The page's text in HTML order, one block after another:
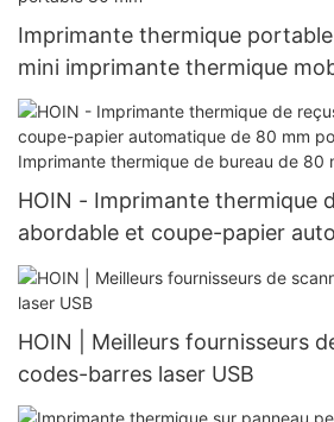
Imprimante thermique
mini imprimante thermique
imprimante thermique
HOIN - Imprimante thermique
abordable et coupe-papier
mm pour le marché indien
de bureau de 80 mm
HOIN | Meilleurs fournisseurs
codes-barres laser USB